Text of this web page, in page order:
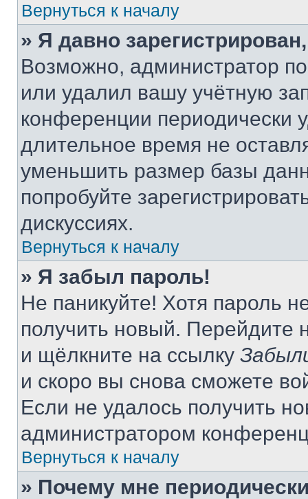
Вернуться к началу
» Я давно
Возможно, администратор
или удалил вашу учётную
конференции периодически
длительное время не
уменьшить размер базы
попробуйте
дискуссиях.
Вернуться к началу
» Я забыл пароль!
Не паникуйте! Хотя пароль
получить новый. Перейдите
и щёлкните на ссылку
и скоро вы снова сможете
Если не удалось получить
администратором
Вернуться к началу
» Почему мне